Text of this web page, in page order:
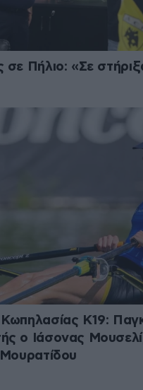
σε Πήλιο: «Σε
Κ19:
ο Ιάσονας